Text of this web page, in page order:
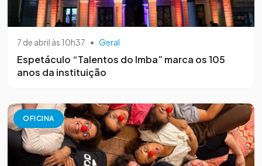
7 de abril às 10h37 • Geral
Espetáculo “Talentos do Imba” marca os 105
anos da instituição
OFICINA